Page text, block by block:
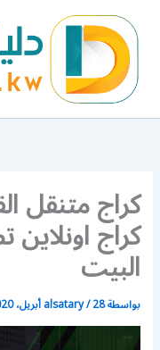
المحتوى
كراج
البيت
بواسطة alsatary/28 أبريل، 2020